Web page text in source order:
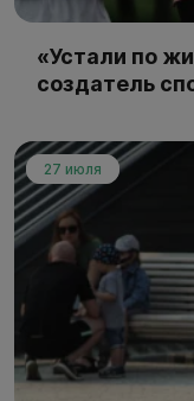
«Устали по
создатель
27 июля